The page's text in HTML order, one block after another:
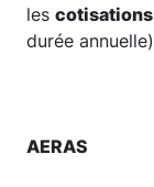
les cotisations
durée
AERAS